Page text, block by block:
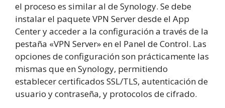
el proceso es similar al de Synology. Se debe
instalar el paquete VPN Server desde el App
Center y acceder a la configuración a través de la
pestaña «VPN Server» en el Panel de Control. Las
opciones de configuración son prácticamente las
mismas que en Synology, permitiendo
establecer certificados SSL/TLS, autenticación de
usuario y contraseña, y protocolos de cifrado.